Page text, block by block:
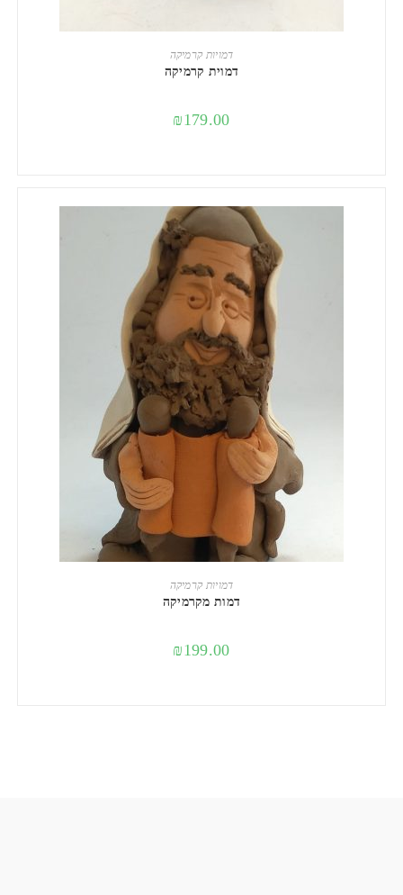
הוספה לסל
דמויות קרמיקה
דמוית קרמיקה
₪179.00
הוספה לסל
דמויות קרמיקה
דמות מקרמיקה
₪199.00